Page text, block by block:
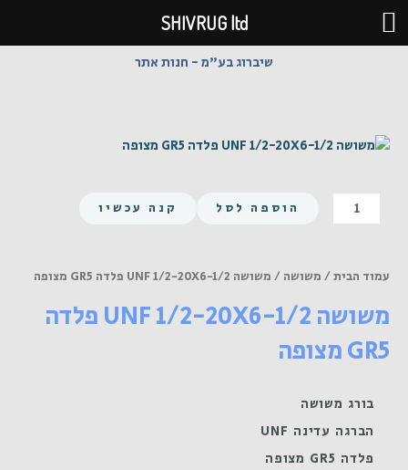
דילוג
לתוכן
שיברוג בע"מ - חנות אתר
כמות
של
20X6-
פלדה
מצופה
הוספה לסל קנה עכשיו
עמוד הבית/ משושה / משושה UNF 1/2-20X6-1/2 פלדה GR5 מצופה
משושה UNF 1/2-20X6-1/2 פלדה
GR5 מצופה
בורג משושה
הברגה עדינה UNF
פלדה GR5 מצופה
SHIVRUG ltd